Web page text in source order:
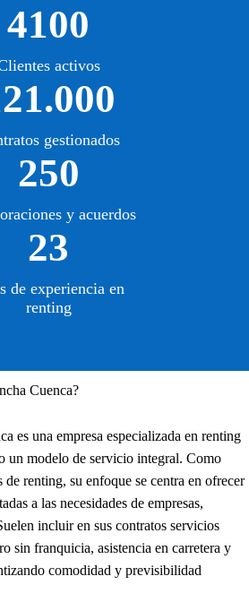
4100
activos
gestionados
250
y acuerdos
23
de experiencia en
renting
Cuenca?
es una empresa especializada en renting
un modelo de servicio integral. Como
de renting, su enfoque se centra en ofrecer
a las necesidades de empresas,
incluir en sus contratos servicios
sin franquicia, asistencia en carretera y
comodidad y previsibilidad